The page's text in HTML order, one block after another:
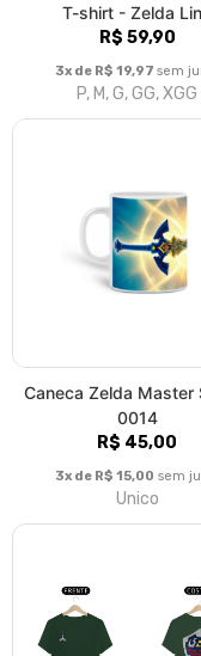
T-shirt - Zelda
R$ 59,90
3x de R$ 19,97 sem
P, M, G, GG, XGG
Caneca Zelda Master
0014
R$ 45,00
3x de R$ 15,00 sem
Unico